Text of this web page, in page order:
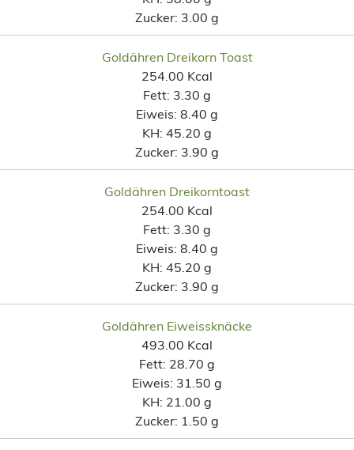
Zucker: 3.00 g
Goldähren Dreikorn Toast
254.00 Kcal
Fett: 3.30 g
Eiweis: 8.40 g
KH: 45.20 g
Zucker: 3.90 g
Goldähren Dreikorntoast
254.00 Kcal
Fett: 3.30 g
Eiweis: 8.40 g
KH: 45.20 g
Zucker: 3.90 g
Goldähren Eiweissknäcke
493.00 Kcal
Fett: 28.70 g
Eiweis: 31.50 g
KH: 21.00 g
Zucker: 1.50 g